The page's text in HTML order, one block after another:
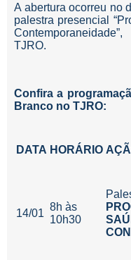
A abertura ocorreu no
palestra presencial
TJRO.
Confira a
Branco no TJRO:
DATA HORÁRIO
14/01
8h às
10h30